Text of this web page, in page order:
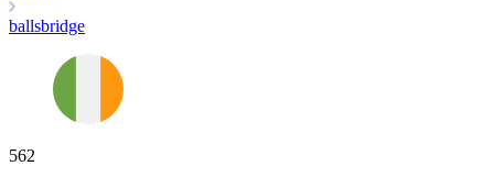
ballsbridge
562